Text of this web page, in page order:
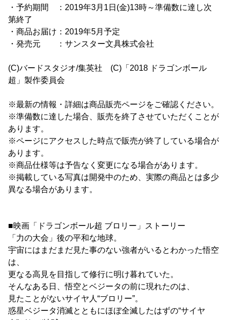
・予約期間 ：2019年3月1日(金)13時～準備数に達し次
第終了
・商品お届け：2019年5月予定
・発売元 ：サンスター文具株式会社
(C)バードスタジオ/集英社 (C)「2018 ドラゴンボール
超」製作委員会
※最新の情報・詳細は商品販売ページをご確認ください。
※準備数に達した場合、販売を終了させていただくことが
あります。
※ページにアクセスした時点で販売が終了している場合が
あります。
※商品仕様等は予告なく変更になる場合があります。
※掲載している写真は開発中のため、実際の商品とは多少
異なる場合があります。
■映画「ドラゴンボール超 ブロリー」ストーリー
「力の大会」後の平和な地球。
宇宙にはまだまだ見た事のない強者がいるとわかった悟空
は、
更なる高見を目指して修行に明け暮れていた。
そんなある日、悟空とベジータの前に現れたのは、
見たことがないサイヤ人“ブロリー”。
惑星ベジータ消滅とともにほぼ全滅したはずの“サイヤ